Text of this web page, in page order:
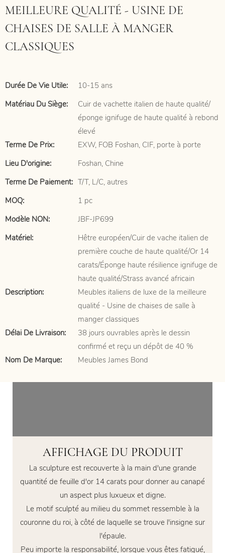
MEILLEURE QUALITÉ - USINE DE
CHAISES DE SALLE À MANGER
CLASSIQUES
Durée De Vie Utile:
10-15 ans
Matériau Du Siège:
Cuir de vachette italien de haute qualité/
éponge ignifuge de haute qualité à rebond
élevé
Terme De Prix:
EXW, FOB Foshan, CIF, porte à porte
Lieu D'origine:
Foshan, Chine
Terme De Paiement: T/T, L/C, autres
MOQ:
1 pc
Modèle NON:
JBF-JP699
Matériel:
Hêtre européen/Cuir de vache italien de
première couche de haute qualité/Or 14
carats/Éponge haute résilience ignifuge de
haute qualité/Strass avancé africain
Description:
Meubles italiens de luxe de la meilleure
qualité - Usine de chaises de salle à
manger classiques
Délai De Livraison:
38 jours ouvrables après le dessin
confirmé et reçu un dépôt de 40 %
Nom De Marque:
Meubles James Bond
AFFICHAGE DU PRODUIT
La sculpture est recouverte à la main d'une grande
quantité de feuille d'or 14 carats pour donner au canapé
un aspect plus luxueux et digne.
Le motif sculpté au milieu du sommet ressemble à la
couronne du roi, à côté de laquelle se trouve l'insigne sur
l'épaule.
Peu importe la responsabilité, lorsque vous êtes fatigué,